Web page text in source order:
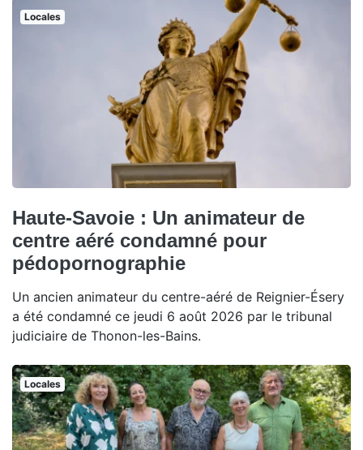
Locales
Haute-Savoie : Un animateur de
centre aéré condamné pour
pédopornographie
Un ancien animateur du centre-aéré de Reignier-Ésery
a été condamné ce jeudi 6 août 2026 par le tribunal
judiciaire de Thonon-les-Bains.
Locales